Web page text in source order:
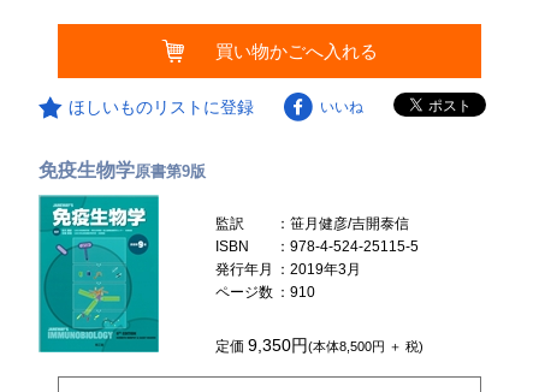
買い物かごへ入れる
ほしいものリストに登録 いいね
免疫生物学原書第9版
監訳
：笹月健彦/吉開泰信
ISBN
：978-4-524-25115-5
発行年月
：2019年3月
ページ数 ：910
定価9,350円(本体8,500円 ＋ 税)